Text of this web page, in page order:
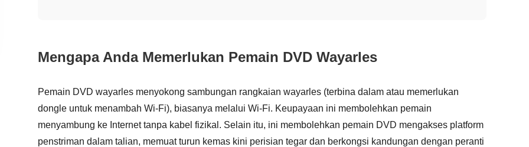
Mengapa Anda Memerlukan Pemain DVD Wayarles
Pemain DVD wayarles menyokong sambungan rangkaian wayarles (terbina dalam atau memerlukan
dongle untuk menambah Wi-Fi), biasanya melalui Wi-Fi. Keupayaan ini membolehkan pemain
menyambung ke Internet tanpa kabel fizikal. Selain itu, ini membolehkan pemain DVD mengakses platform
penstriman dalam talian, memuat turun kemas kini perisian tegar dan berkongsi kandungan dengan peranti